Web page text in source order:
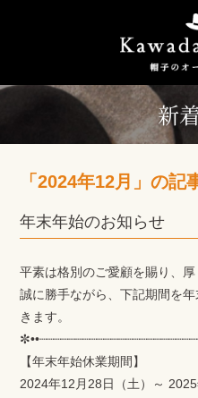
新
「2024年12月」の記
年末年始のお知らせ
平素は格別のご愛顧を賜り、厚
誠に勝手ながら、下記期間を
きます。
【年末年始休業期間】
2024年12月28日（土）～ 2025